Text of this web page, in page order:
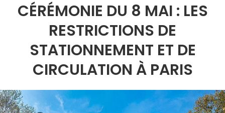
CÉRÉMONIE DU 8 MAI : LES
RESTRICTIONS DE
STATIONNEMENT ET DE
CIRCULATION À PARIS